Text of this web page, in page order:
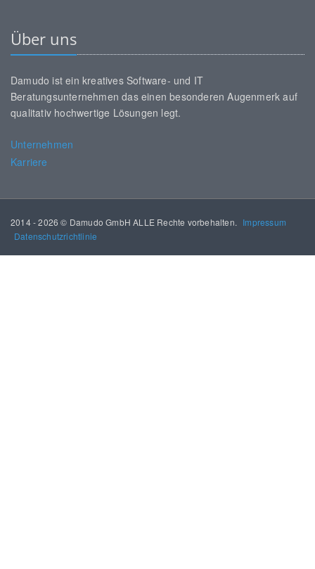
Über uns
Damudo ist ein kreatives Software- und IT
Beratungsunternehmen das einen besonderen Augenmerk auf
qualitativ hochwertige Lösungen legt.
Unternehmen
Karriere
2014 - 2026 © Damudo GmbH ALLE Rechte vorbehalten. Impressum
Datenschutzrichtlinie